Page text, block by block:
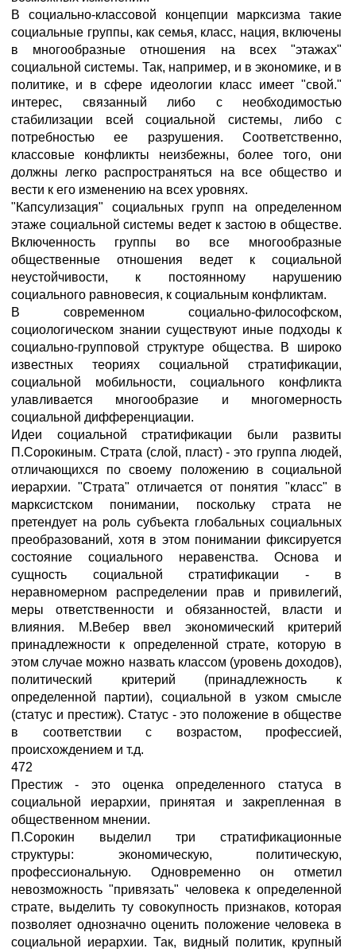
В социально-классовой концепции марксизма такие
социальные группы, как семья, класс, нация, включены
в многообразные отношения на всех "этажах"
социальной системы. Так, например, и в экономике, и в
политике, и в сфере идеологии класс имеет "свой."
интерес, связанный либо с необходимостью
стабилизации всей социальной системы, либо с
потребностью ее разрушения. Соответственно,
классовые конфликты неизбежны, более того, они
должны легко распространяться на все общество и
вести к его изменению на всех уровнях.
"Капсулизация" социальных групп на определенном
этаже социальной системы ведет к застою в обществе.
Включенность группы во все многообразные
общественные отношения ведет к социальной
неустойчивости, к постоянному нарушению
социального равновесия, к социальным конфликтам.
В современном социально-философском,
социологическом знании существуют иные подходы к
социально-групповой структуре общества. В широко
известных теориях социальной стратификации,
социальной мобильности, социального конфликта
улавливается многообразие и многомерность
социальной дифференциации.
Идеи социальной стратификации были развиты
П.Сорокиным. Страта (слой, пласт) - это группа людей,
отличающихся по своему положению в социальной
иерархии. "Страта" отличается от понятия "класс" в
марксистском понимании, поскольку страта не
претендует на роль субъекта глобальных социальных
преобразований, хотя в этом понимании фиксируется
состояние социального неравенства. Основа и
сущность социальной стратификации - в
неравномерном распределении прав и привилегий,
меры ответственности и обязанностей, власти и
влияния. М.Вебер ввел экономический критерий
принадлежности к определенной страте, которую в
этом случае можно назвать классом (уровень доходов),
политический критерий (принадлежность к
определенной партии), социальной в узком смысле
(статус и престиж). Статус - это положение в обществе
в соответствии с возрастом, профессией,
происхождением и т.д.
472
Престиж - это оценка определенного статуса в
социальной иерархии, принятая и закрепленная в
общественном мнении.
П.Сорокин выделил три стратификационные
структуры: экономическую, политическую,
профессиональную. Одновременно он отметил
невозможность "привязать" человека к определенной
страте, выделить ту совокупность признаков, которая
позволяет однозначно оценить положение человека в
социальной иерархии. Так, видный политик, крупный